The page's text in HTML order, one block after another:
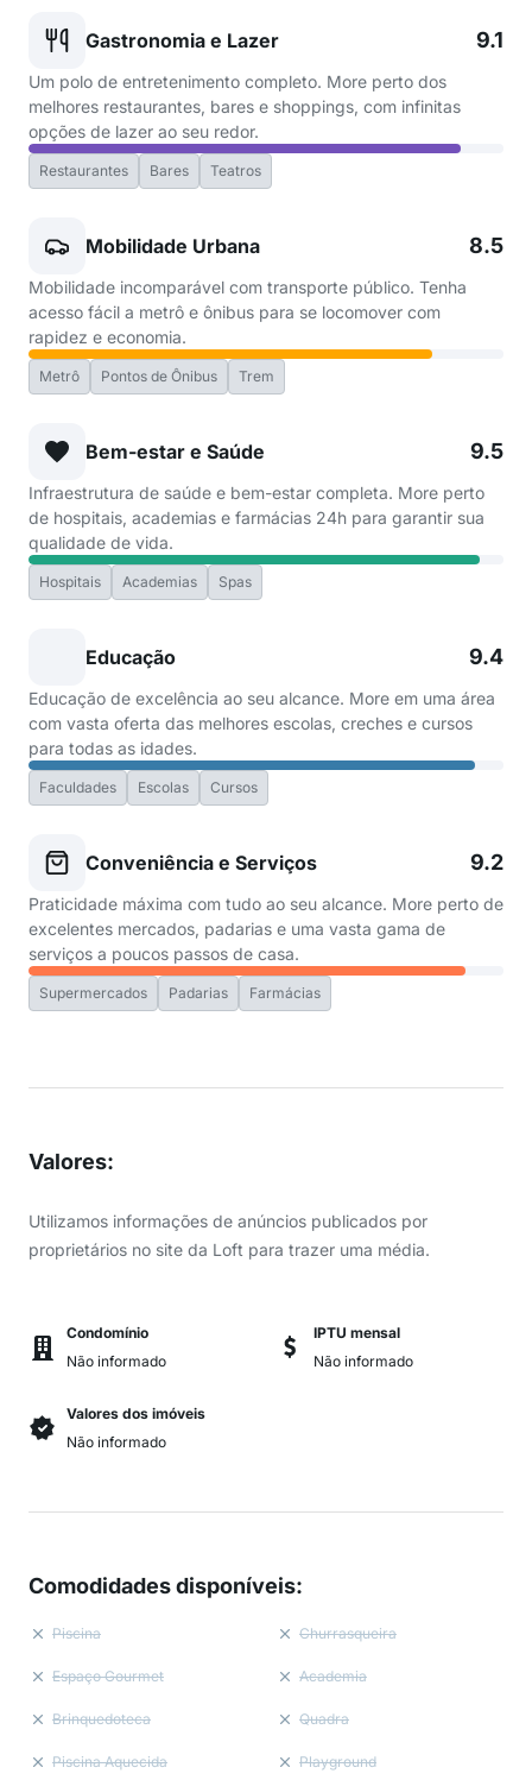
Gastronomia e Lazer 9.1
Um polo de entretenimento completo. More perto dos
melhores restaurantes, bares e shoppings, com infinitas
opções de lazer ao seu redor.
Restaurantes Bares Teatros
Mobilidade Urbana 8.5
Mobilidade incomparável com transporte público. Tenha
acesso fácil a metrô e ônibus para se locomover com
rapidez e economia.
Metrô Pontos de Ônibus Trem
Bem-estar e Saúde 9.5
Infraestrutura de saúde e bem-estar completa. More perto
de hospitais, academias e farmácias 24h para garantir sua
qualidade de vida.
Hospitais Academias Spas
Educação 9.4
Educação de excelência ao seu alcance. More em uma área
com vasta oferta das melhores escolas, creches e cursos
para todas as idades.
Faculdades Escolas Cursos
Conveniência e Serviços 9.2
Praticidade máxima com tudo ao seu alcance. More perto de
excelentes mercados, padarias e uma vasta gama de
serviços a poucos passos de casa.
Supermercados Padarias Farmácias
Valores:
Utilizamos informações de anúncios publicados por
proprietários no site da Loft para trazer uma média.
Condomínio
Não informado
IPTU mensal
Não informado
Valores dos imóveis
Não informado
Comodidades disponíveis:
Piscina Churrasqueira
Espaço Gourmet Academia
Brinquedoteca Quadra
Piscina Aquecida Playground